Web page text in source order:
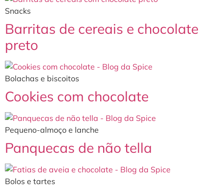
Snacks
Barritas de cereais e chocolate
preto
Bolachas e biscoitos
Cookies com chocolate
Pequeno-almoço e lanche
Panquecas de não tella
Bolos e tartes